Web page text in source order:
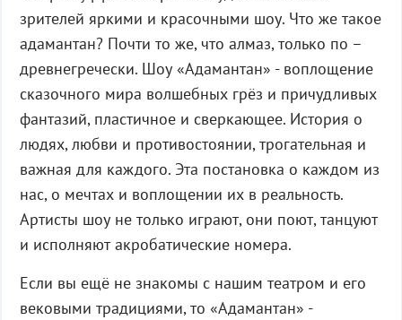
зрителей яркими и красочными шоу. Что же такое
адамантан? Почти то же, что алмаз, только по –
древнегречески. Шоу «Адамантан» - воплощение
сказочного мира волшебных грёз и причудливых
фантазий, пластичное и сверкающее. История о
людях, любви и противостоянии, трогательная и
важная для каждого. Эта постановка о каждом из
нас, о мечтах и воплощении их в реальность.
Артисты шоу не только играют, они поют, танцуют
и исполняют акробатические номера.
Если вы ещё не знакомы с нашим театром и его
вековыми традициями, то «Адамантан» -